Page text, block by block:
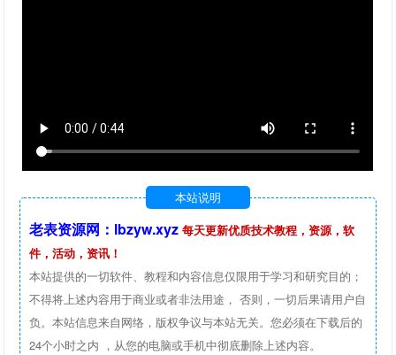
本站说明
老表资源网：lbzyw.xyz 每天更新优质技术教程，资源，软
件，活动，资讯！
本站提供的一切软件、教程和内容信息仅限用于学习和研究目的；
不得将上述内容用于商业或者非法用途， 否则，一切后果请用户自
负。本站信息来自网络，版权争议与本站无关。您必须在下载后的
24个小时之内 ，从您的电脑或手机中彻底删除上述内容。